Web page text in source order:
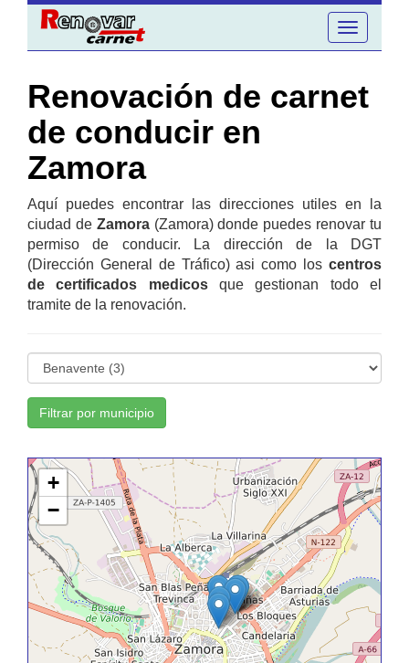
Toggle
navigation
Renovación de carnet
de conducir en
Zamora
Aquí puedes encontrar las direcciones utiles en la
ciudad de Zamora(Zamora) donde puedes renovar tu
permiso de conducir. La dirección de la DGT
(Dirección General de Tráfico) asi como los centros
de certificados medicosque gestionan todo el
tramite de la renovación.
Filtrar por municipio
+
−